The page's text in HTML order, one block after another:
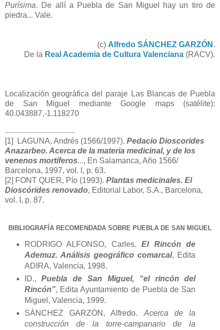
Purísima. De allí a Puebla de San Miguel hay un tiro de
piedra... Vale.
(c) Alfredo SÁNCHEZ GARZÓN .
De la Real Academia de Cultura Valenciana (RACV).
Localización geográfica del paraje Las Blancas de Puebla
de San Miguel mediante Google maps (satélite):
40.043887,-1.118270
[1] LAGUNA, Andrés (1566/1997). Pedacio Dioscorides
Anazarbeo. Acerca de la materia medicinal, y de los
venenos mortíferos..., En Salamanca, Año 1566/
Barcelona, 1997, vol. I, p. 63.
[2] FONT QUER, Pío (1993). Plantas medicinales. El
Dioscórides renovado, Editorial Labor, S.A., Barcelona,
vol. I, p. 87.
BIBLIOGRAFÍA RECOMENDADA SOBRE PUEBLA DE SAN MIGUEL
RODRIGO ALFONSO, Carles.El Rincón de
Ademuz. Análisis geográfico comarcal, Edita
ADIRA, Valencia, 1998.
ID.,Puebla de San Miguel, “el rincón del
Rincón”, Edita Ayuntamiento de Puebla de San
Miguel, Valencia, 1999.
SÁNCHEZ GARZÓN, Alfredo. Acerca de la
construcción de la torre-campanario de la